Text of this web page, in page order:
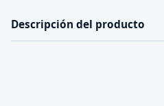
Descripción del producto